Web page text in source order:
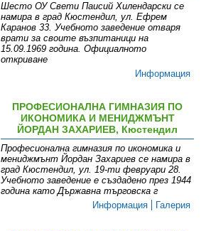
Шесто ОУ Свети Паисий Хилендарски се
намира в град Кюстендил, ул. Ефрем
Каранов 33. Учебното заведение отваря
врати за своите възпитаници на
15.09.1969 година. Официалното
откриване
Информация
ПРОФЕСИОНАЛНА ГИМНАЗИЯ ПО
ИКОНОМИКА И МЕНИДЖМЪНТ
ЙОРДАН ЗАХАРИЕВ, Кюстендил
Професионална гимназия по икономика и
мениджмънт Йордан Захариев се намира в
град Кюстендил, ул. 19-ти февруари 28.
Учебното заведение е създадено през 1944
година като Държавна търговска г
Информация
Галерия